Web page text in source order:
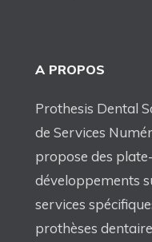
A PROPOS
Prothesis Dental
de Services
propose des
développements
services
prothèses